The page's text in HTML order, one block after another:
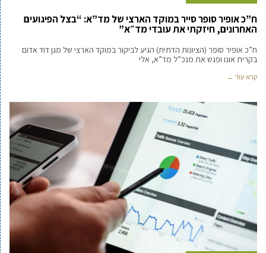
ח”כ אופיר סופר סייר במוקד הארצי של מד”א: “בצל הפיגועים
האחרונים, חיזקתי את עובדי מד״א”
ח”כ אופיר סופר (הציונות הדתית) הגיע לביקור במוקד הארצי של מגן דוד אדום
בקרית אונו ופגש את מנכ”ל מד”א, אלי
קרא עוד ←